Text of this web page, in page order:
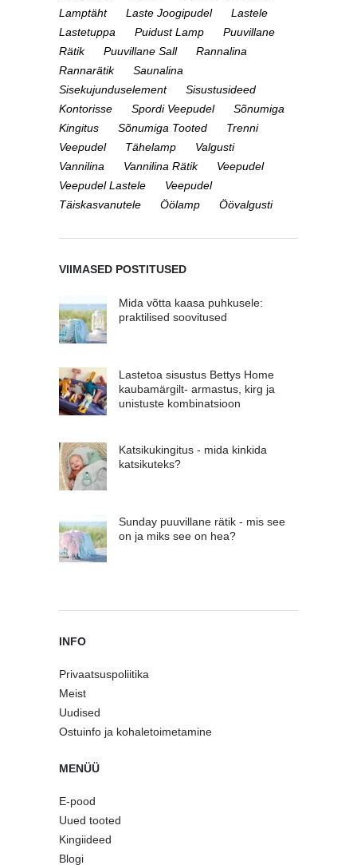
Lamptäht
Laste Joogipudel
Lastele
Lastetuppa
Puidust Lamp
Puuvillane
Rätik
Puuvillane Sall
Rannalina
Rannarätik
Saunalina
Sisekujunduselement
Sisustusideed
Kontorisse
Spordi Veepudel
Sõnumiga
Kingitus
Sõnumiga Tooted
Trenni
Veepudel
Tähelamp
Valgusti
Vannilina
Vannilina Rätik
Veepudel
Veepudel Lastele
Veepudel
Täiskasvanutele
Öölamp Öövalgusti
VIIMASED POSTITUSED
Mida võtta kaasa puhkusele:
praktilised soovitused
Lastetoa sisustus Bettys Home
kaubamärgilt- armastus, kirg ja
unistuste kombinatsioon
Katsikukingitus - mida kinkida
katsikuteks?
Sunday puuvillane rätik - mis see
on ja miks see on hea?
INFO
Privaatsuspoliitika
Meist
Uudised
Ostuinfo ja kohaletoimetamine
MENÜÜ
E-pood
Uued tooted
Kingiideed
Blogi